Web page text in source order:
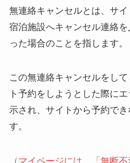
無連絡キャンセルとは、サイ
宿泊施設へキャンセル連絡
った場合のことを指します。
この無連絡キャンセルをし
ト予約をしようとした際に
示され、サイトから予約で
す。